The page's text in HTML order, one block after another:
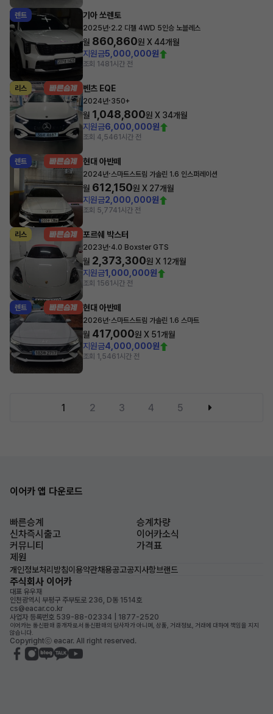
렌트 기아 쏘렌토
2025년·2.2 디젤 4WD 5인승 노블레스
월 860,860원 X44개월
지원금5,000,000원
조회 1481시간 전
리스 벤츠 EQE
2024년·350+
월 1,048,800원 X 34개월
지원금6,000,000원
조회 4,5461시간 전
렌트 현대 아반떼
2024년·스마트스트림 가솔린 1.6 인스퍼레이션
월 612,150원 X 27개월
지원금2,000,000원
조회 5,7741시간 전
리스 포르쉐 박스터
2023년·4.0 Boxster GTS
월 2,373,300원 X 12개월
지원금1,000,000원
조회 1561시간 전
렌트 현대 아반떼
2026년·스마트스트림 가솔린 1.6 스마트
월 417,000원 X 51개월
지원금4,000,000원
조회 1,5461시간 전
1 2 3 4 5
이어카 앱 다운로드
빠른승계
승계차량
신차즉시출고
이어카소식
커뮤니티
가격표
제원
개인정보처리방침이용약관채용공고공지사항브랜드
주식회사 이어카
대표 유우재
인천광역시 부평구 주부토로 236, D동 1514호
cs@eacar.co.kr
사업자 등록번호 539-88-02334 | 1877-2520
이어카는 통신판매 중개자로서 통신판매의 당사자가 아니며, 상품, 거래정보, 거래에 대하여 책임을 지지
않습니다.
Copyrightⓒ eacar. All right reserved.